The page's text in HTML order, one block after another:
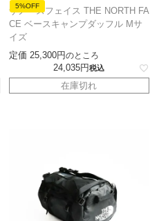
5%OFF
ザノースフェイス THE NORTH FA
CE ベースキャンプダッフル Mサ
イズ
定価 25,300 のところ
24,035 税込
在庫切れ